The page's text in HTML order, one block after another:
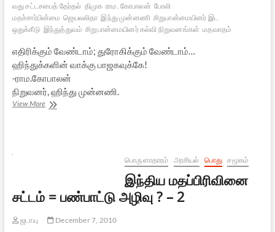
வது சட்டசபைத் தேர்தல் திமுக ராம. கோபாலன் போலி
மதச்சார்பின்மை ஜெயலலிதா இந்து முன்னணி சிறுபான்மையினர் இட
ஒதுக்கீடு இந்துத்துவம் சிறுபான்மையினர் கல்வி நிறுவனங்கள் மதவாதம்
எதிரிக்கும் வேண்டாம்; துரோகிக்கும் வேண்டாம்…
ஹிந்துக்களின் வாக்கு பாஜகவுக்கே!
-ராம.கோபாலன்
நிறுவனர், ஹிந்து முன்னணி.
View Moreதேர்தல்
பொருளாதாரம்
அரசியல் பொது சமூகம்
இந்திய மதப்பிரிவினை
சட்டம் = பண்பாட்டு அழிவு ? – 2
ஜடாயு
December 7, 2010